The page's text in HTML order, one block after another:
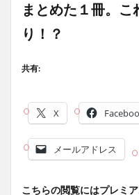
まとめた１冊。こ
り！？
共有:
X
メールアドレス
こちらの閲覧にはプレミ